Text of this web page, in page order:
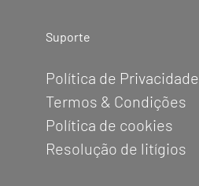
Suporte
Política de Privacidade
Termos & Condições
Política de cookies
Resolução de litígios